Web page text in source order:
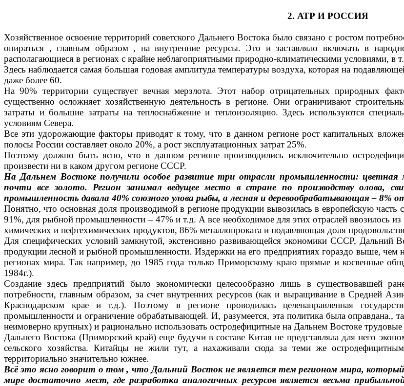
2. АТР И РОССИЯ
Хозяйственное освоение территорий советского Дальнего Востока было связано с ростом
опираться , главным образом , на внутренние ресурсы. Это и заставляло включать в
располагающиеся в регионах с крайне неблагоприятными природно-климатическими условиями, в
Здесь наблюдается самая большая годовая амплитуда температуры воздуха, которая на
даже более 60.
На 90% территории существует вечная мерзлота. Этот набор отрицательных природных
существенно осложняет хозяйственную деятельность в регионе. Они ограничивают
затраты и большие затраты на теплоснабжение и теплоизоляцию. Здесь используются
условиям Севера.
Все эти удорожающие факторы приводят к тому, что в данном регионе рост капитальных
полосы России составляет около 20%, а рост эксплуатационных затрат 25%.
Поэтому должно быть ясно, что в данном регионе производились исключительно
произвести ни в каком другом регионе СССР.
На Дальнем Востоке получили особое развитие три отрасли промышленности: цветная
почти все золото. Регион занимал ведущее место в стране по производству олова,
промышленность давала 40% союзного улова рыбы, а лесная и деревообрабатывающая – 8%
Понятно, что основная доля производимой в регионе продукции вывозилась в европейскую часть
91%, для рыбной промышленности – 47% и т.д. А все необходимое для этих отраслей ввозилось
химических и нефтехимических продуктов, 86% металлопроката и подавляющая доля
Для специфических условий замкнутой, экстенсивно развивающейся экономики СССР, Дальний
продукции лесной и рыбной промышленности. Издержки на его предприятиях гораздо выше, чем
регионах мира. Так например, до 1985 года только Приморскому краю прямые и косвенные
1984г.).
Создание здесь предприятий было эко­номически целесообразно лишь в сущест­вовавшей
потребности, главным образом, за счет внутренних ре­сурсов (как и выращивание в Средней
Краснодарском крае и т.д.). Поэтому в регионе проводилась целенаправленная
промышленности и ограничение обрабатывающей. И, разумеется, эта политика была оправдана.,
неимоверно крупных) и рационально использовать остродефицитные на Дальнем Востоке
Дальнего Востока (Приморский край) еще будучи в составе Китая не представляла для него
сельского хозяйства. Китайцы не жили тут, а нахаживали сюда за теми же
территориально значительно южнее.
Всё это ясно говорит о том , что Дальний Восток не является тем регионом мира,
мире достаточно мест, где разработка аналогичных ресурсов является весьма